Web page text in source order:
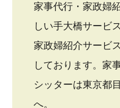
家事代行・家政婦
しい手大橋サービ
家政婦紹介サービ
しております。家
シッターは東京都
へ。